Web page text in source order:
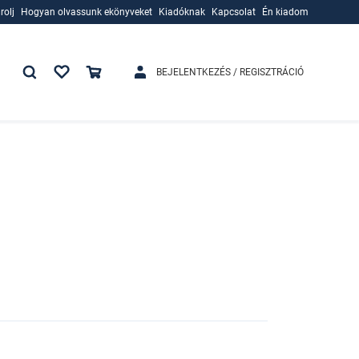
Hogyan olvassunk ekönyveket
Kiadóknak
Kapcsolat Én kiadom
BEJELENTKEZÉS / REGISZTRÁCIÓ